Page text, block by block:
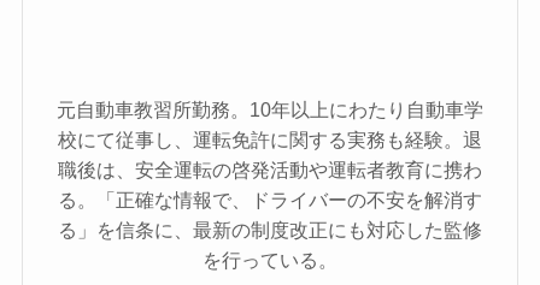
元自動車教習所勤務。10年以上にわたり自動車学
校にて従事し、運転免許に関する実務も経験。退
職後は、安全運転の啓発活動や運転者教育に携わ
る。「正確な情報で、ドライバーの不安を解消す
る」を信条に、最新の制度改正にも対応した監修
を行っている。